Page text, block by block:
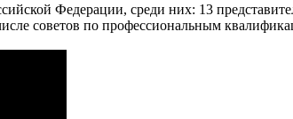
Федерации, среди них: 13
советов по профессиональным